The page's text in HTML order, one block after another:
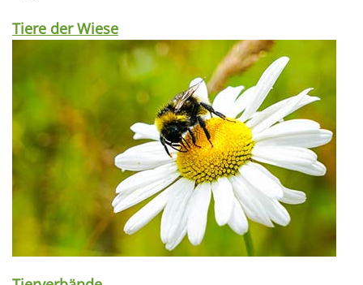
Tiere der Wiese